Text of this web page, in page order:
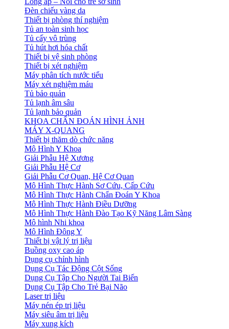
Đèn chiếu vàng da
Thiết bị phòng thí nghiệm
Tủ an toàn sinh học
Tủ cấy vô trùng
Tủ hút hơi hóa chất
Thiết bị vệ sinh phòng
Thiết bị xét nghiệm
Máy phân tích nước tiểu
Máy xét nghiệm máu
Tủ bảo quản
Tủ lạnh âm sâu
Tủ lạnh bảo quản
KHOA CHẨN ĐOÁN HÌNH ẢNH
MÁY X-QUANG
Thiết bị thăm dò chức năng
Mô Hình Y Khoa
Giải Phẫu Hệ Xương
Giải Phẫu Hệ Cơ
Giải Phẫu Cơ Quan, Hệ Cơ Quan
Mô Hình Thực Hành Sơ Cứu, Cấp Cứu
Mô Hình Thực Hành Chẩn Đoán Y Khoa
Mô Hình Thực Hành Điều Dưỡng
Mô Hình Thực Hành Đào Tạo Kỹ Năng Lâm Sàng
Mô hình Nhi khoa
Mô Hình Đông Y
Thiết bị vật lý trị liệu
Buồng oxy cao áp
Dụng cụ chỉnh hình
Dụng Cụ Tác Động Cột Sống
Dụng Cụ Tập Cho Người Tai Biến
Dụng Cụ Tập Cho Trẻ Bại Não
Laser trị liệu
Máy nén ép trị liệu
Máy siêu âm trị liệu
Máy xung kích